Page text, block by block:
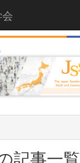
記事一覧